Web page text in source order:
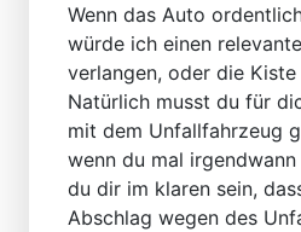
Wenn das Auto
würde ich einen
verlangen, oder die Kiste
Natürlich musst du für
mit dem Unfallfahrzeug
wenn du mal
du dir im klaren sein,
Abschlag wegen des